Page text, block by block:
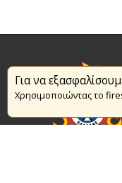
Για να
Χρησιμοποιώντας το